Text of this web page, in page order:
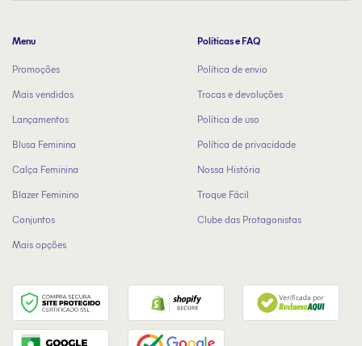
Menu
Promoções
Mais vendidos
Lançamentos
Blusa Feminina
Calça Feminina
Blazer Feminino
Conjuntos
Mais opções
Políticas e FAQ
Política de envio
Trocas e devoluções
Política de uso
Política de privacidade
Nossa História
Troque Fácil
Clube das Protagonistas